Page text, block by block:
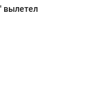
вылетел